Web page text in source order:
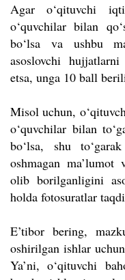
Agar o‘qituvchi
o‘quvchilar bilan
bo‘lsa va ushbu
asoslovchi
etsa, unga 10 ball
Misol uchun,
o‘quvchilar bilan
bo‘lsa, shu
oshmagan ma’lumot
olib borilganligini
holda fotosuratlar
E’tibor bering,
oshirilgan ishlar
Ya’ni, o‘qituvchi